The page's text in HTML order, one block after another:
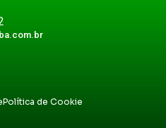
Política de Cookie